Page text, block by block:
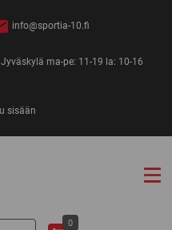
info@sportia-10.fi
ma-pe: 11-19 la: 10-16
sisään
0